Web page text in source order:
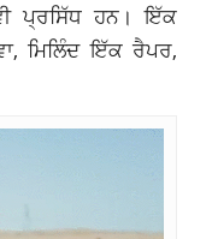
ਪ੍ਰਸਿੱਧ ਹਨ। ਇੱਕ
ਮਿਲਿੰਦ ਇੱਕ ਰੈਪਰ,